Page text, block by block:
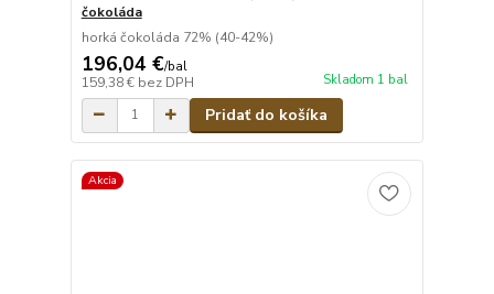
čokoláda
horká čokoláda 72% (40-42%)
196,04 €/bal
159,38 € bez DPH Skladom 1 bal
Pridať do košíka
Akcia